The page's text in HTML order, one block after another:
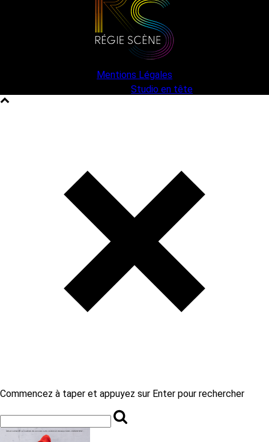
Mentions Légales
Studio en tête
Commencez à taper et appuyez sur Enter pour rechercher